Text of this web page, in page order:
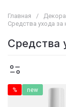
Главная /
Средства ухода за
Средства
% new